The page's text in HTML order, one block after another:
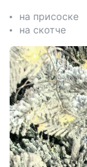
на присоске
на скотче